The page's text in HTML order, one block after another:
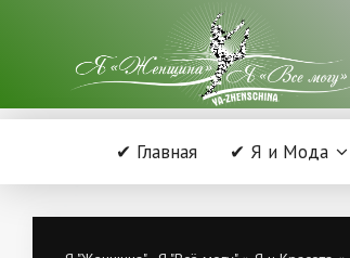
✔ Главная ✔ Я и Мода